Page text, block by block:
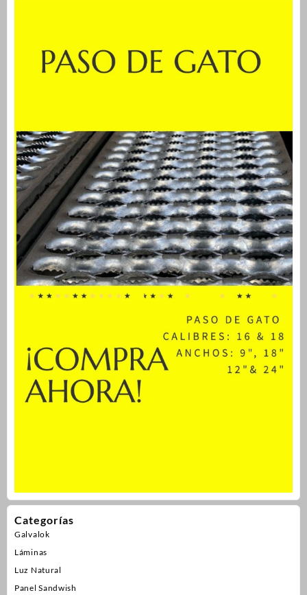
Categorías
Galvalok
Láminas
Luz Natural
Panel Sandwish